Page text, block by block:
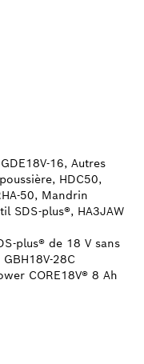
16, Autres
HDC50,
50, Mandrin
SDS-plus®, HA3JAW
plus® de 18 V sans
28C
CORE18V® 8 Ah